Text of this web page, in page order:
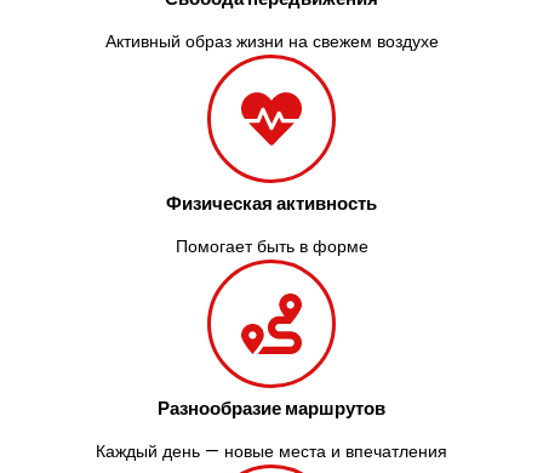
Активный образ жизни на свежем воздухе
Физическая активность
Помогает быть в форме
Разнообразие маршрутов
Каждый день — новые места и впечатления